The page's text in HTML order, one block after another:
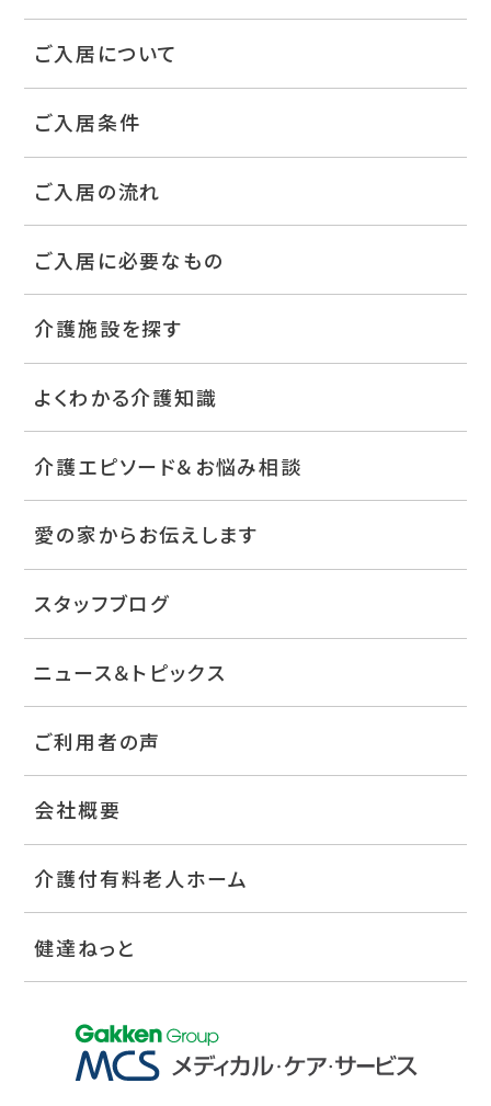
ご入居について
ご入居条件
ご入居の流れ
ご入居に必要なもの
介護施設を探す
よくわかる介護知識
介護エピソード＆お悩み相談
愛の家からお伝えします
スタッフブログ
ニュース＆トピックス
ご利用者の声
会社概要
介護付有料老人ホーム
健達ねっと